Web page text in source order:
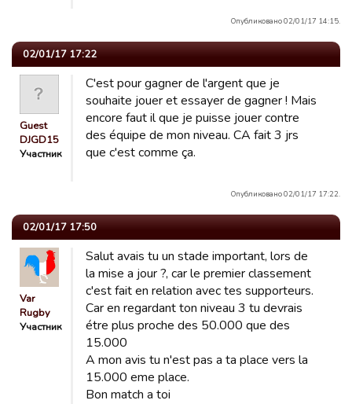
Опубликовано 02/01/17 14:15.
02/01/17 17:22
Guest
DJGD15
Участник
C'est pour gagner de l'argent que je
souhaite jouer et essayer de gagner ! Mais
encore faut il que je puisse jouer contre
des équipe de mon niveau. CA fait 3 jrs
que c'est comme ça.
Опубликовано 02/01/17 17:22.
02/01/17 17:50
Var
Rugby
Участник
Salut avais tu un stade important, lors de
la mise a jour ?, car le premier classement
c'est fait en relation avec tes supporteurs.
Car en regardant ton niveau 3 tu devrais
étre plus proche des 50.000 que des
15.000
A mon avis tu n'est pas a ta place vers la
15.000 eme place.
Bon match a toi